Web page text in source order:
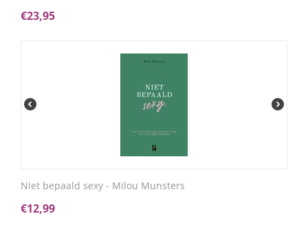
€23,95
Niet bepaald sexy - Milou Munsters
€12,99